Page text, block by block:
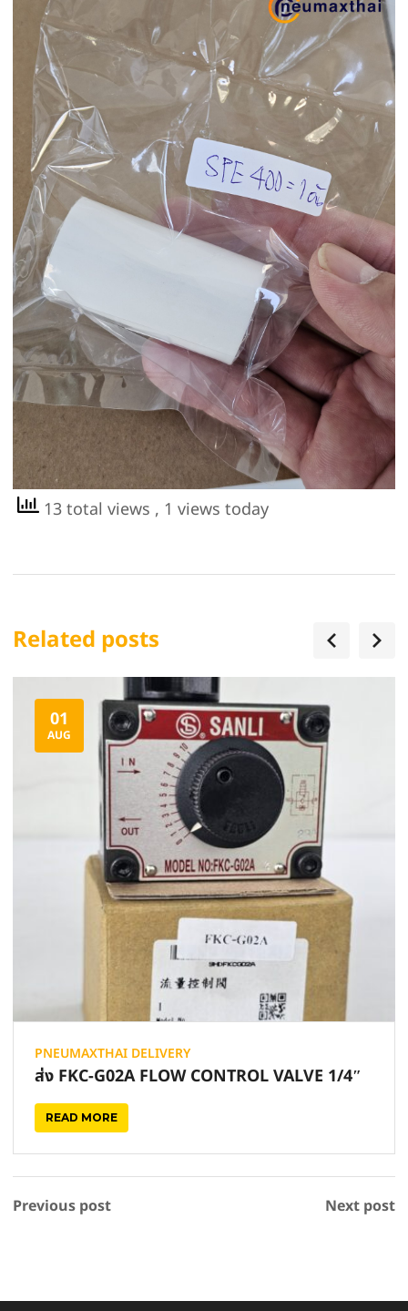
13 total views , 1 views today
Related posts
01
AUG
PNEUMAXTHAI DELIVERY
ส่ง FKC-G02A FLOW CONTROL VALVE 1/4″
READ MORE
Previous post Next post